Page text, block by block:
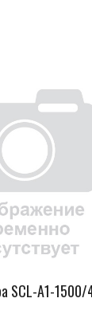
SCL-A1-1500/